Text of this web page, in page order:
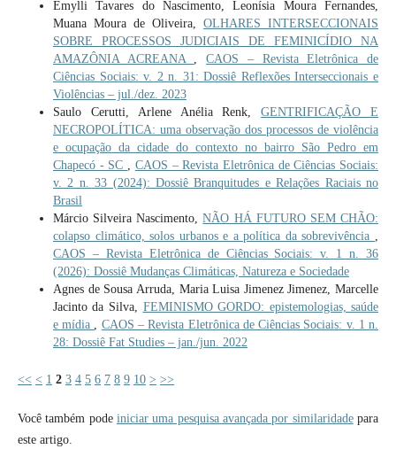
Emylli Tavares do Nascimento, Leonísia Moura Fernandes,
Muana Moura de Oliveira,OLHARES INTERSECCIONAIS
SOBRE PROCESSOS JUDICIAIS DE FEMINICÍDIO NA
AMAZÔNIA ACREANA
,CAOS – Revista Eletrônica de
Ciências Sociais: v. 2 n. 31: Dossiê Reflexões Interseccionais e
Violências – jul./dez. 2023
Saulo Cerutti, Arlene Anélia Renk,GENTRIFICAÇÃO E
NECROPOLÍTICA: uma observação dos processos de violência
e ocupação da cidade do contexto no bairro São Pedro em
Chapecó - SC
CAOS – Revista Eletrônica de Ciências Sociais:
v. 2 n. 33 (2024): Dossiê Branquitudes e Relações Raciais no
Brasil
Márcio Silveira Nascimento,NÃO HÁ FUTURO SEM CHÃO:
colapso climático, solos urbanos e a política da sobrevivência
CAOS – Revista Eletrônica de Ciências Sociais: v. 1 n. 36
(2026): Dossiê Mudanças Climáticas, Natureza e Sociedade
Agnes de Sousa Arruda, Maria Luisa Jimenez Jimenez, Marcelle
Jacinto da Silva, FEMINISMO GORDO: epistemologias, saúde
e mídia
CAOS – Revista Eletrônica de Ciências Sociais: v. 1 n.
28: Dossiê Fat Studies – jan./jun. 2022
<< < 1 2 3 4 5 6 7 8 9 10 > >>
Você também pode iniciar uma pesquisa avançada por similaridadepara
este artigo.